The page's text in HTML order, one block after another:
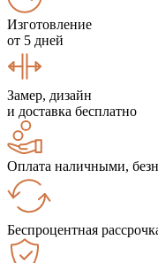
Изготовление
от 5 дней
Замер, дизайн
и доставка бесплатно
Оплата наличными,
Беспроцентная